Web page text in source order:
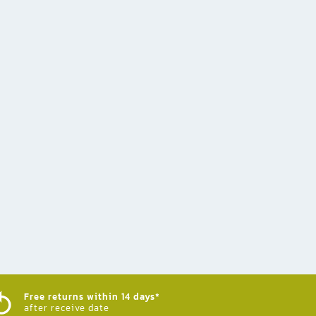
Free returns within 14 days*
after receive date